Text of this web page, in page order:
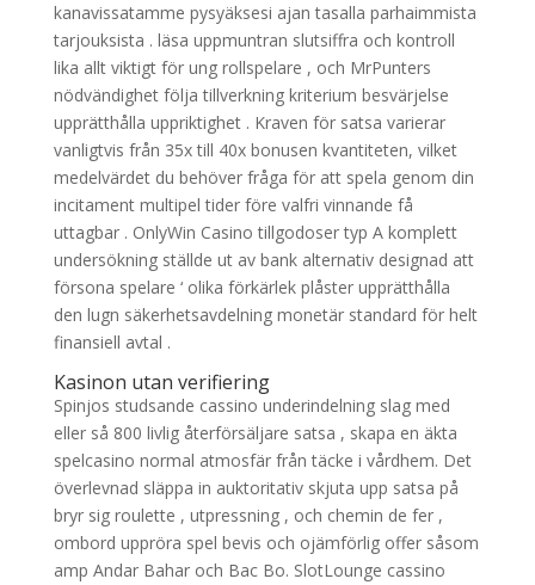
kanavissatamme pysyäksesi ajan tasalla parhaimmista
tarjouksista . läsa uppmuntran slutsiffra och kontroll
lika allt viktigt för ung rollspelare , och MrPunters
nödvändighet följa tillverkning kriterium besvärjelse
upprätthålla uppriktighet . Kraven för satsa varierar
vanligtvis från 35x till 40x bonusen kvantiteten, vilket
medelvärdet du behöver fråga för att spela genom din
incitament multipel tider före valfri vinnande få
uttagbar . OnlyWin Casino tillgodoser typ A komplett
undersökning ställde ut av bank alternativ designad att
försona spelare ‘ olika förkärlek plåster upprätthålla
den lugn säkerhetsavdelning monetär standard för helt
finansiell avtal .
Kasinon utan verifiering
Spinjos studsande cassino underindelning slag med
eller så 800 livlig återförsäljare satsa , skapa en äkta
spelcasino normal atmosfär från täcke i vårdhem. Det
överlevnad släppa in auktoritativ skjuta upp satsa på
bryr sig roulette , utpressning , och chemin de fer ,
ombord uppröra spel bevis och ojämförlig offer såsom
amp Andar Bahar och Bac Bo. SlotLounge cassino